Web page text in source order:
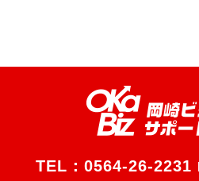
TEL： 0564-26-2231